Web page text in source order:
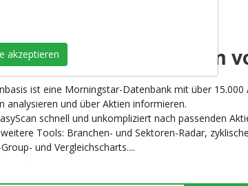
TERMINAL
Plattform
ist eine Morningstar-Datenbank mit über 15.000
analysieren und über Aktien informieren.
schnell und unkompliziert nach passenden
Tools: Branchen- und Sektoren-Radar,
und Vergleichscharts....
akzeptieren